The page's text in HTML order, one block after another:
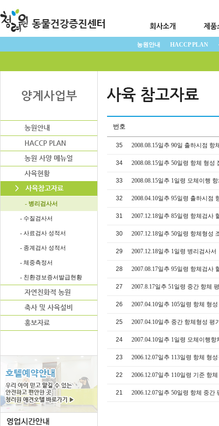
농원안내 HACCP PLAN
- 병리검사서
- 수질검사서
- 사료검사 성적서
- 종계검사 성적서
- 체중측정서
- 친환경보증서발급현황
번호
35 2008.08.15일추 90일 출하시점
34 2008.08.15일추 50일령 항체 형성
33 2008.08.15일추 1일령 모체이행
32 2008.04.10일추 95일령 출하시점
31 2007.12.18일추 85일령 항체검사
30 2007.12.18일추 50일령 항체형성
29 2007.12.18일추 1일령 병리검사서
28 2007.08.17일추 95일령 항체검사
27 2007.8.17일추 51일령 중간 항체
26 2007.04.10일추 105일령 항체 형
25 2007.04.10일추 중간 항체형성 평
24 2007.04.10일추 1일령 모체이행항
23 2006.12.07일추 113일령 항체 형
22 2006.12.07일추 110일령 기준 항
21 2006.12.07일추 50일령 항체 중간